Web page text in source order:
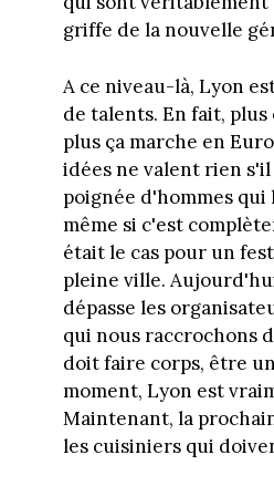
griffe de la nouvelle
A ce niveau-là, Lyon
de talents. En fait, plus
plus ça marche en
idées ne valent rien s'il
poignée d'hommes
même si c'est
était le cas pour un
pleine ville.
dépasse les
qui nous raccrochons
doit faire corps, être
moment, Lyon est
Maintenant, la
les cuisiniers qui